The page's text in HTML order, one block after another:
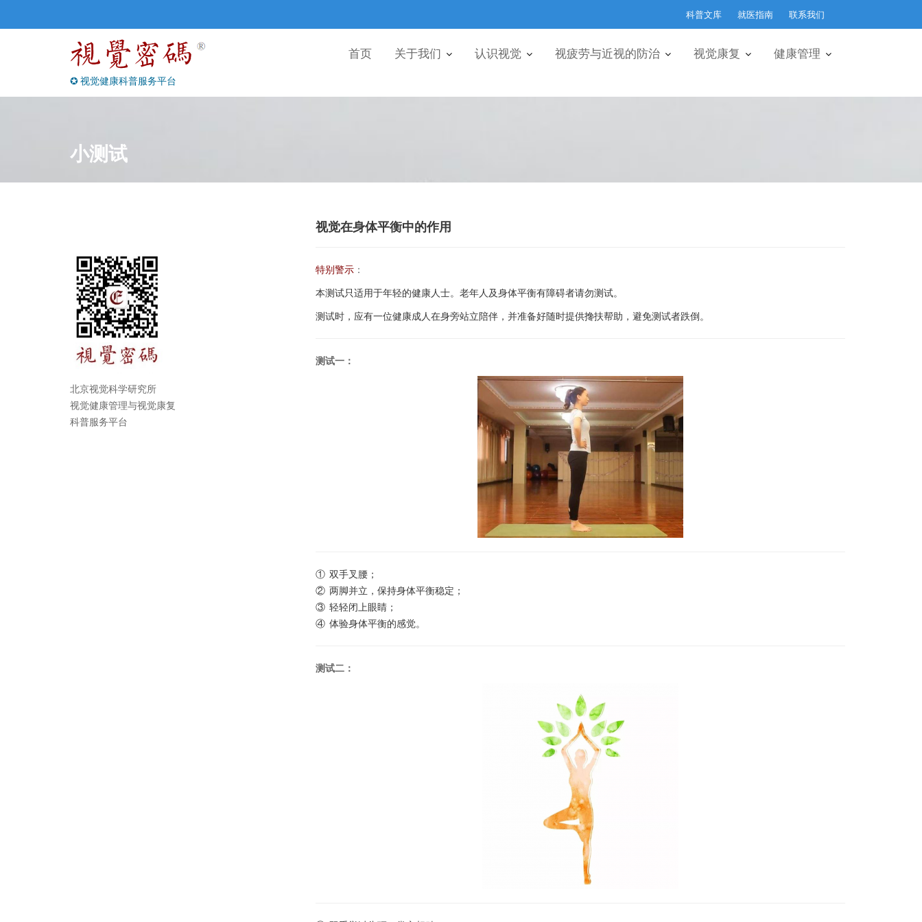
科普文库 就医指南 联系我们
✪ 视觉健康科普服务平台
首页 关于我们 认识视觉 视疲劳与近视的防治 视觉康复 健康管理
小测试
视觉在身体平衡中的作用
特别警示：
本测试只适用于年轻的健康人士。老年人及身体平衡有障碍者请勿测试。
测试时，应有一位健康成人在身旁站立陪伴，并准备好随时提供搀扶帮助，避免测试者跌倒。
测试一：
① 双手叉腰；
② 两脚并立，保持身体平衡稳定；
③ 轻轻闭上眼睛；
④ 体验身体平衡的感觉。
测试二：
北京视觉科学研究所
视觉健康管理与视觉康复
科普服务平台